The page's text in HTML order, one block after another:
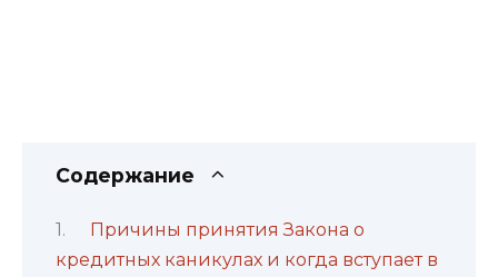
Содержание
Причины принятия Закона о
кредитных каникулах и когда вступает в